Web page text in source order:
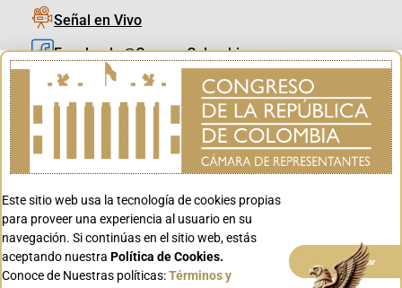
Señal en Vivo
Facebook_@CamaraColombia
Instagram_@CamaraColombia
X_@CamaraColombia
Youtube_@CamaraColombia
Youtube_@CanalCongreso
Este sitio web usa la tecnología de cookies propias
para proveer una experiencia al usuario en su
navegación. Si continúas en el sitio web, estás
aceptando nuestra Política de Cookies.
Conoce de Nuestras políticas:Términos y
Aceptar